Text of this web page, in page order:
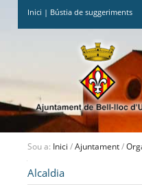
Inici | Bústia de suggeriments
Sou a: Inici /Ajuntament/
Alcaldia